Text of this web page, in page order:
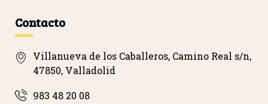
Contacto
Villanueva de los Caballeros, Camino Real s/n,
47850, Valladolid
983 48 20 08